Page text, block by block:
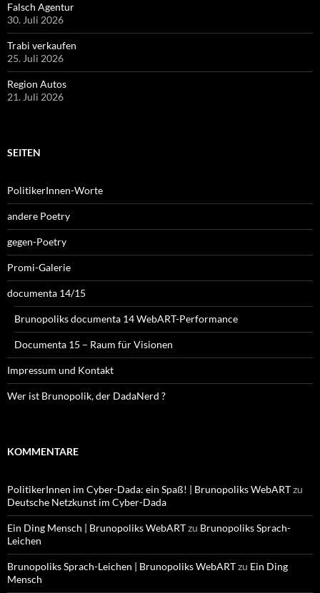
Falsch Agentur
30. Juli 2026
Trabi verkaufen
25. Juli 2026
Region Autos
21. Juli 2026
SEITEN
PolitikerInnen-Worte
andere Poetry
gegen-Poetry
Promi-Galerie
documenta 14/15
Brunopoliks documenta 14 WebART-Performance
Documenta 15 – Raum für Visionen
Impressum und Kontakt
Wer ist Brunopolik, der DadaNerd ?
KOMMENTARE
PolitikerInnen im Cyber-Dada: ein Spaß! | Brunopoliks WebARTzu
Deutsche Netzkunst im Cyber-Dada
Ein Ding Mensch | Brunopoliks WebARTzu Brunopoliks Sprach-
Leichen
Brunopoliks Sprach-Leichen | Brunopoliks WebARTzu Ein Ding
Mensch